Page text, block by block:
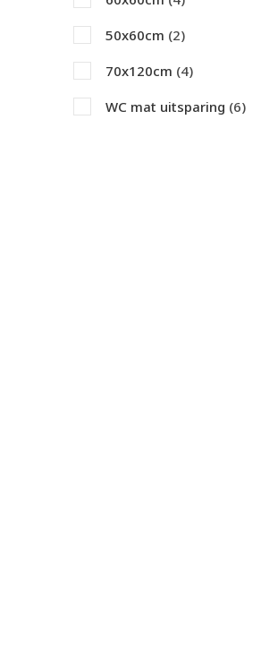
50x60cm (2)
70x120cm (4)
WC mat uitsparing (6)